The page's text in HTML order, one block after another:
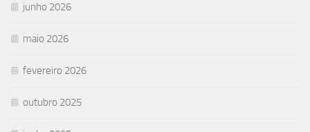
junho 2026
maio 2026
fevereiro 2026
outubro 2025